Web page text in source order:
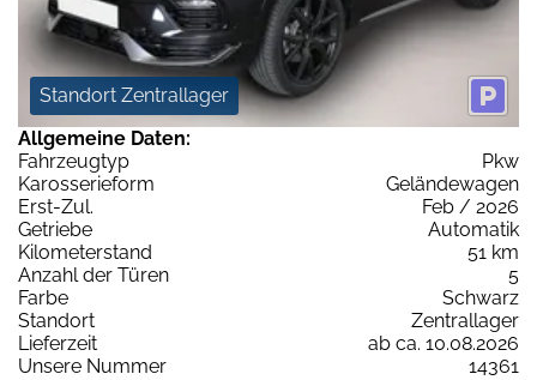
Standort Zentrallager
Allgemeine Daten:
Fahrzeugtyp
Pkw
Karosserieform
Geländewagen
Erst-Zul.
Feb / 2026
Getriebe
Automatik
Kilometerstand
51 km
Anzahl der Türen
5
Farbe
Schwarz
Standort
Zentrallager
Lieferzeit
ab ca. 10.08.2026
Unsere Nummer
14361